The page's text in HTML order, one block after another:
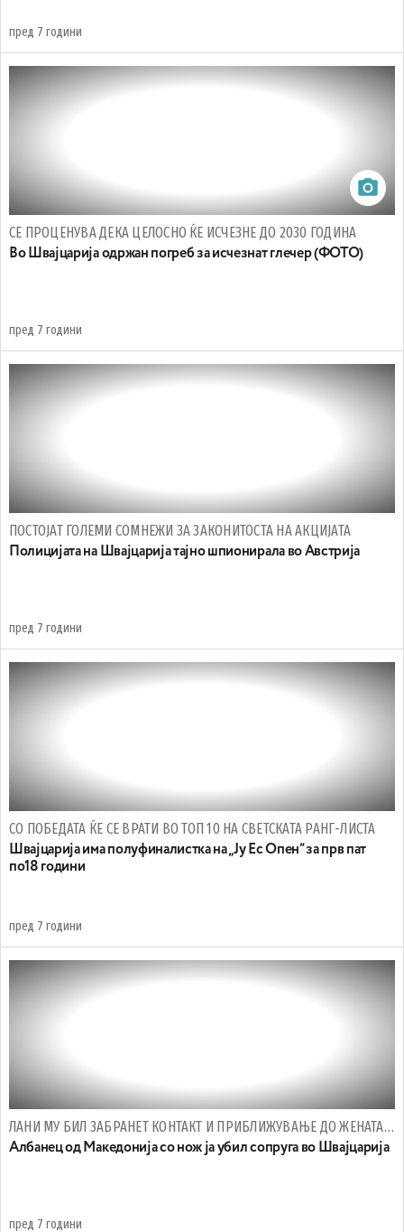
пред 7 години
СЕ ПРОЦЕНУВА ДЕКА ЦЕЛОСНО ЌЕ ИСЧЕЗНЕ ДО 2030 ГОДИНА
Во Швајцарија одржан погреб за исчезнат глечер (ФОТО)
пред 7 години
ПОСТОЈАТ ГОЛЕМИ СОМНЕЖИ ЗА ЗАКОНИТОСТА НА АКЦИЈАТА
Полицијата на Швајцарија тајно шпионирала во Австрија
пред 7 години
СО ПОБЕДАТА ЌЕ СЕ ВРАТИ ВО ТОП 10 НА СВЕТСКАТА РАНГ-ЛИСТА
Швајцарија има полуфиналистка на „Ју Ес Опен“ за прв пат
по18 години
пред 7 години
ЛАНИ МУ БИЛ ЗАБРАНЕТ КОНТАКТ И ПРИБЛИЖУВАЊЕ ДО ЖЕНАТА И ДЕЦАТА
Албанец од Македонија со нож ја убил сопруга во Швајцарија
пред 7 години